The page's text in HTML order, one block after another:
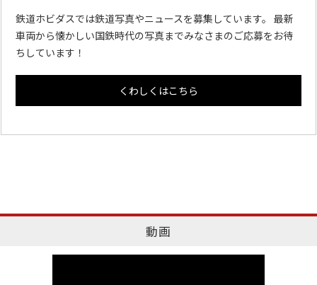
鉄道ホビダスでは鉄道写真やニュースを募集しています。 最新
車両から懐かしい国鉄時代の写真までみなさまのご応募をお待
ちしています！
くわしくはこちら
動画